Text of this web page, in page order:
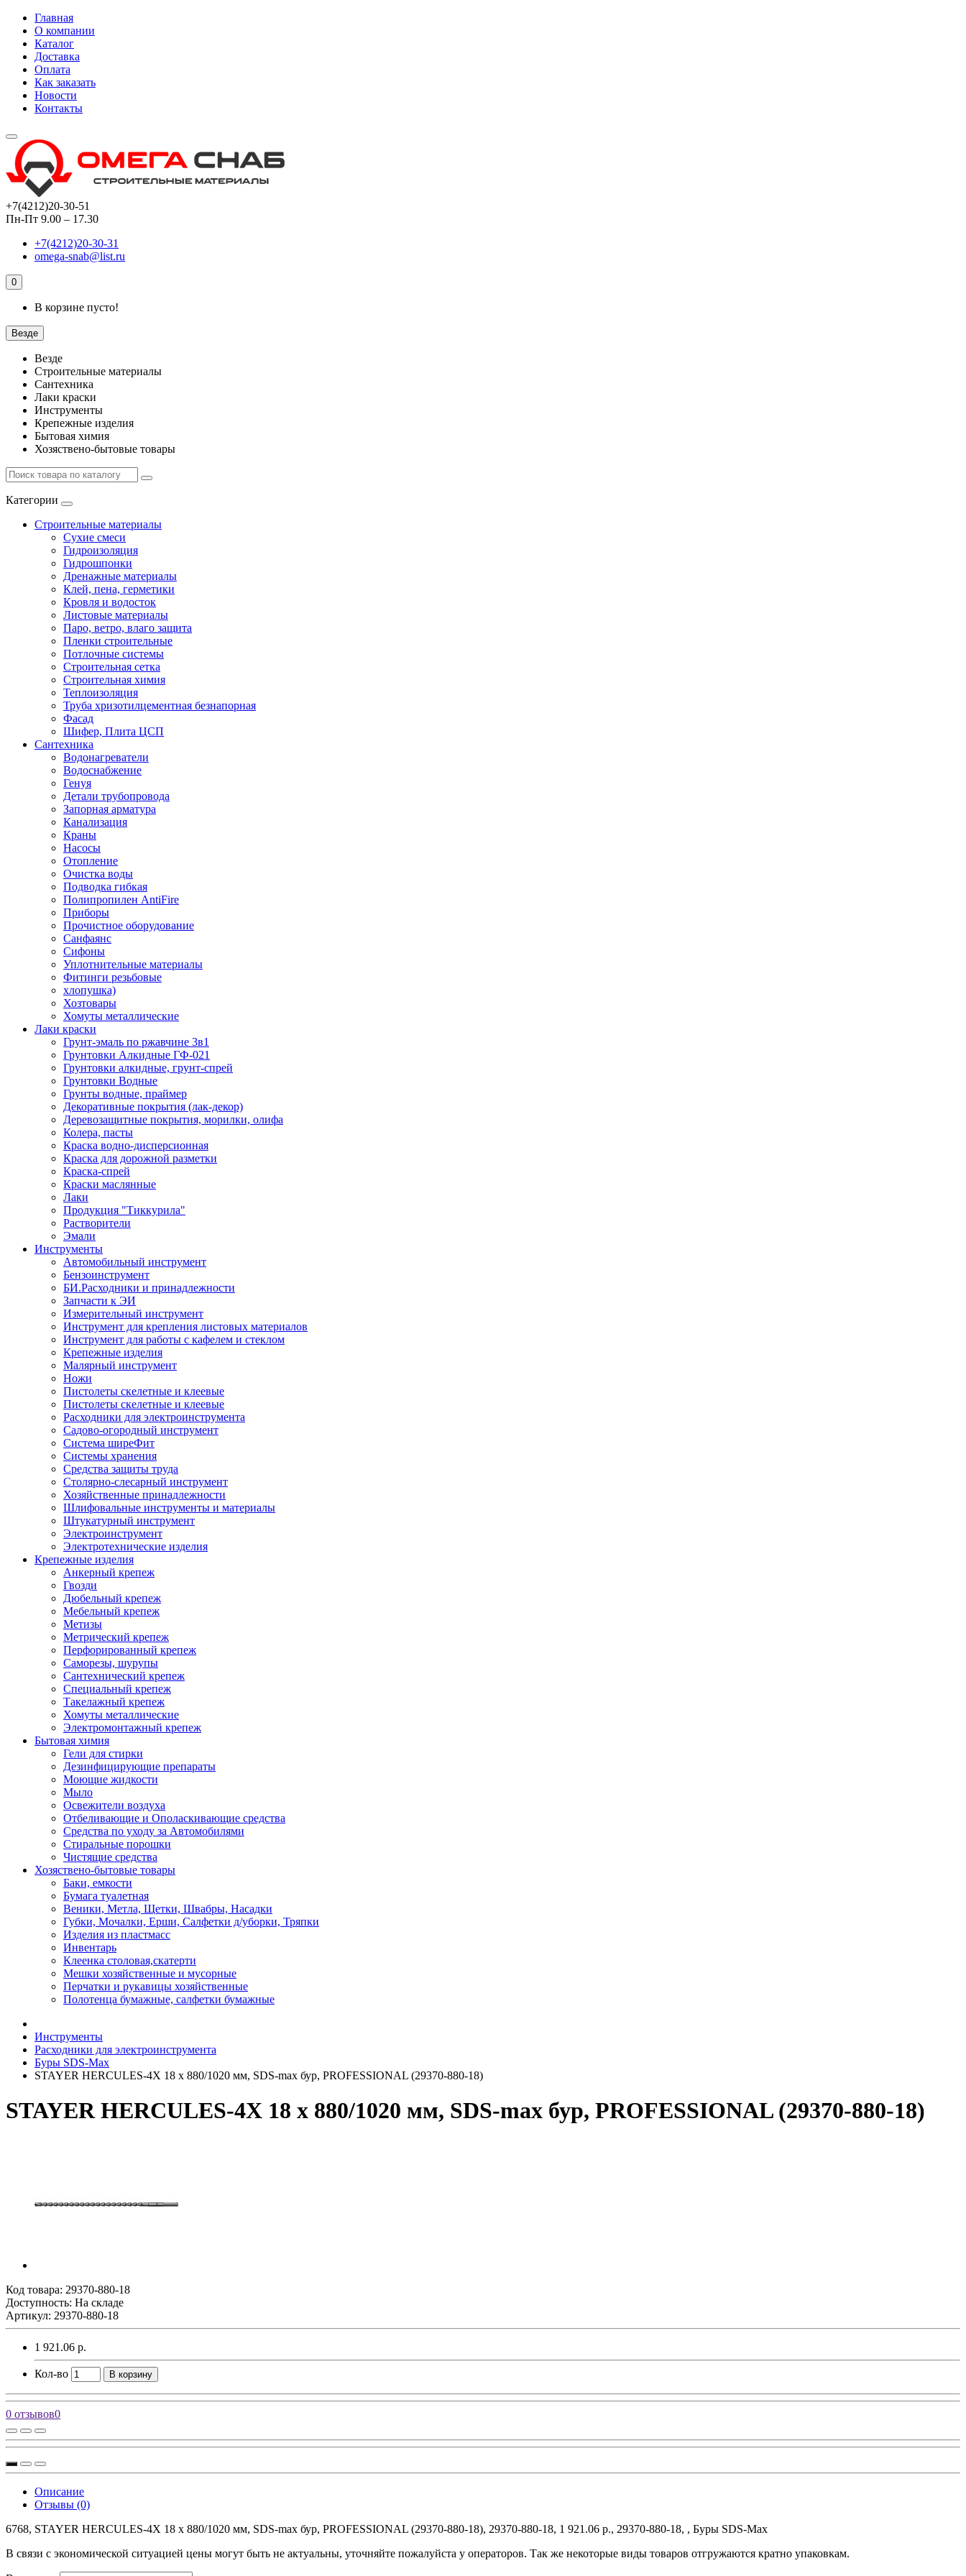
Главная
О компании
Каталог
Доставка
Оплата
Как заказать
Новости
Контакты
+7(4212)20-30-51
Пн-Пт 9.00 – 17.30
+7(4212)20-30-31
omega-snab@list.ru
0
В корзине пусто!
Везде
Везде
Строительные материалы
Сантехника
Лаки краски
Инструменты
Крепежные изделия
Бытовая химия
Хозяствено-бытовые товары
Категории
Строительные материалы
Сухие смеси
Гидроизоляция
Гидрошпонки
Дренажные материалы
Клей, пена, герметики
Кровля и водосток
Листовые материалы
Паро, ветро, влаго защита
Пленки строительные
Потлочные системы
Строительная сетка
Строительная химия
Теплоизоляция
Труба хризотилцементная безнапорная
Фасад
Шифер, Плита ЦСП
Сантехника
Водонагреватели
Водоснабжение
Генуя
Детали трубопровода
Запорная арматура
Канализация
Краны
Насосы
Отопление
Очистка воды
Подводка гибкая
Полипропилен AntiFire
Приборы
Прочистное оборудование
Санфаянс
Сифоны
Уплотнительные материалы
Фитинги резьбовые
хлопушка)
Хозтовары
Хомуты металлические
Лаки краски
Грунт-эмаль по ржавчине 3в1
Грунтовки Алкидные ГФ-021
Грунтовки алкидные, грунт-спрей
Грунтовки Водные
Грунты водные, праймер
Декоративные покрытия (лак-декор)
Деревозащитные покрытия, морилки, олифа
Колера, пасты
Краска водно-дисперсионная
Краска для дорожной разметки
Краска-спрей
Краски маслянные
Лаки
Продукция "Тиккурила"
Растворители
Эмали
Инструменты
Автомобильный инструмент
Бензоинструмент
БИ.Расходники и принадлежности
Запчасти к ЭИ
Измерительный инструмент
Инструмент для крепления листовых материалов
Инструмент для работы с кафелем и стеклом
Крепежные изделия
Малярный инструмент
Ножи
Пистолеты скелетные и клеевые
Пистолеты скелетные и клеевые
Расходники для электроинструмента
Садово-огородный инструмент
Система ширеФит
Системы хранения
Средства защиты труда
Столярно-слесарный инструмент
Хозяйственные принадлежности
Шлифовальные инструменты и материалы
Штукатурный инструмент
Электроинструмент
Электротехнические изделия
Крепежные изделия
Анкерный крепеж
Гвозди
Дюбельный крепеж
Мебельный крепеж
Метизы
Метрический крепеж
Перфорированный крепеж
Саморезы, шурупы
Сантехнический крепеж
Специальный крепеж
Такелажный крепеж
Хомуты металлические
Электромонтажный крепеж
Бытовая химия
Гели для стирки
Дезинфицирующие препараты
Моющие жидкости
Мыло
Освежители воздуха
Отбеливающие и Ополаскивающие средства
Средства по уходу за Автомобилями
Стиральные порошки
Чистящие средства
Хозяствено-бытовые товары
Баки, емкости
Бумага туалетная
Веники, Метла, Щетки, Швабры, Насадки
Губки, Мочалки, Ерши, Салфетки д/уборки, Тряпки
Изделия из пластмасс
Инвентарь
Клеенка столовая,скатерти
Мешки хозяйственные и мусорные
Перчатки и рукавицы хозяйственные
Полотенца бумажные, салфетки бумажные
Инструменты
Расходники для электроинструмента
Буры SDS-Max
STAYER HERCULES-4Х 18 x 880/1020 мм, SDS-max бур, PROFESSIONAL (29370-880-18)
STAYER HERCULES-4Х 18 x 880/1020 мм, SDS-max бур, PROFESSIONAL (29370-880-18)
Код товара: 29370-880-18
Доступность: На складе
Артикул: 29370-880-18
1 921.06 р.
Кол-во В корзину
0 отзывов0
Описание
Отзывы (0)
6768, STAYER HERCULES-4Х 18 x 880/1020 мм, SDS-max бур, PROFESSIONAL (29370-880-18), 29370-880-18, 1 921.06 р., 29370-880-18, , Буры SDS-Max
В связи с экономической ситуацией цены могут быть не актуальны, уточняйте пожалуйста у операторов. Так же некоторые виды товаров отгружаются кратно упаковкам.